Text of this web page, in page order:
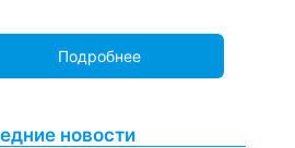
Подробнее
новости